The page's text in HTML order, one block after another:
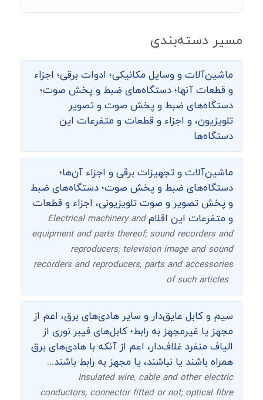
مسیر دسته‌بندی
ماشین‌‌آلات و وسایل مکانیکی؛ ادوات برقی؛ اجزاء
و قطعات آنها؛ دستگاه‌های ضبط و پخش صوت؛
دستگاه‌های ضبط و پخش صوت و تصویر
تلویزیون، و اجزاء و قطعات و متفرعات این
دستگاه‌ها
ماشین‌آلات و تجهیزات برقی و اجزاء آن‌ها؛
دستگاه‌های ضبط و پخش صوت؛ دستگاه‌های ضبط
و پخش تصویر و صوت تلویزیونی، اجزاء و قطعات
و متفرعات این اقلامElectrical machinery and
equipment and parts thereof; sound recorders and
reproducers; television image and sound
recorders and reproducers, parts and accessories
of such articles
سیم و کابل عایق‌دار و سایر هادی‌های برق، اعم از
مجهز یا غیرمجهز به رابط؛ کابل‌های فیبر نوری از
الیاف منفرد غلاف‌دار، اعم از آنکه با هادی‌های برق
همراه باشند یا نباشند، یا مجهز به رابط باشند...
Insulated wire, cable and other electric
conductors, connector fitted or not; optical fibre